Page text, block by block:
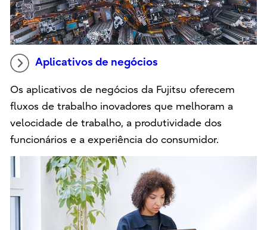
Aplicativos de negócios
Os aplicativos de negócios da Fujitsu oferecem
fluxos de trabalho inovadores que melhoram a
velocidade de trabalho, a produtividade dos
funcionários e a experiência do consumidor.